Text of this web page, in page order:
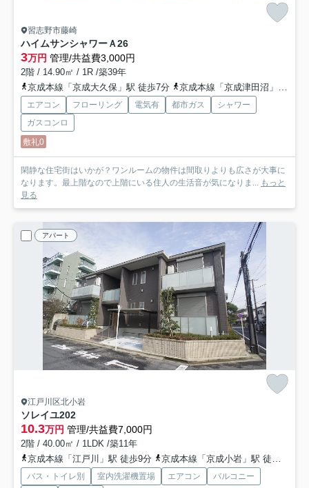
習志野市藤崎
ハイムサンシャワーＡ26
3万円 管理/共益費3,000円
2階 / 14.90㎡ / 1R /築39年
京成本線「京成大久保」駅 徒歩7分
京成本線「京成津田沼」駅 徒歩26分
エアコン フローリング 電気有 都市ガス
シャワー
ガスコンロ
敷礼0
閑静な住宅街はいかが？ワンルームの物件は間取りよりも広さが大事に
なります。最上階なので上階にいる住人の生活音が気になりま...
もっと
見る
アパート
江戸川区北小岩
ソレイユ202
10.3万円 管理/共益費7,000円
2階 / 40.00㎡ / 1LDK /築11年
京成本線「江戸川」駅 徒歩9分
京成本線「京成小岩」駅 徒歩8分
バス・トイレ別 室内洗濯機置場 エアコン
バルコニー